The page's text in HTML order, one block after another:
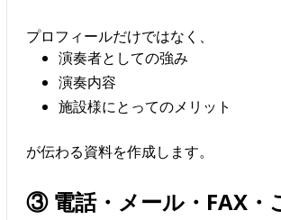
プロフィールだけではなく、
演奏者としての強み
演奏内容
施設様にとってのメリット
が伝わる資料を作成します。
③ 電話・メール・FAX・